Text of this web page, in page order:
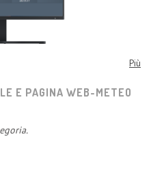
Più
E PAGINA WEB-METEO